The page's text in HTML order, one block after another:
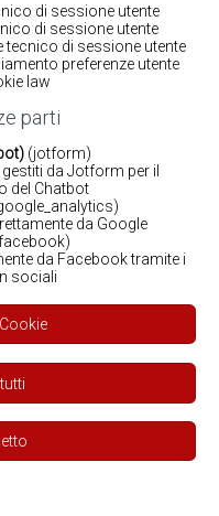
di sessione utente
di sessione utente
tecnico di sessione utente
preferenze utente
law
parti
(jotform)
da Jotform per il
del Chatbot
da Google
da Facebook tramite i
sociali